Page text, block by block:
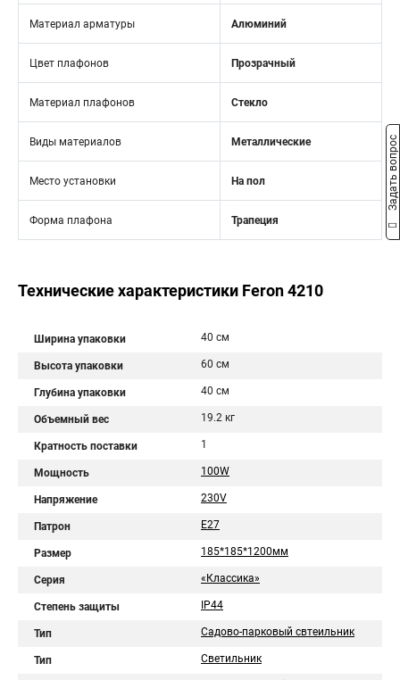
Материал арматуры Алюминий
Цвет плафонов Прозрачный
Материал плафонов Стекло
Виды материалов Металлические
Место установки На пол
Форма плафона Трапеция
Технические характеристики Feron 4210
Ширина упаковки 40 см
Высота упаковки 60 см
Глубина упаковки 40 см
Объемный вес 19.2 кг
Кратность поставки 1
Мощность 100W
Напряжение 230V
Патрон E27
Размер 185*185*1200мм
Серия «Классика»
Степень защиты IP44
Тип Садово-парковый свтеильник
Тип Светильник
Задать вопрос